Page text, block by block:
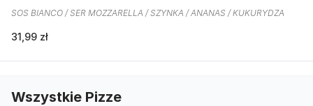
SOS BIANCO / SER MOZZARELLA / SZYNKA / ANANAS / KUKURYDZA
31,99 zł
Wszystkie Pizze